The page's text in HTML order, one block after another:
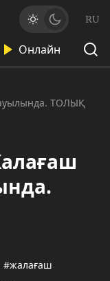
RU
Онлайн
ТОЛЫҚ
#жалағаш